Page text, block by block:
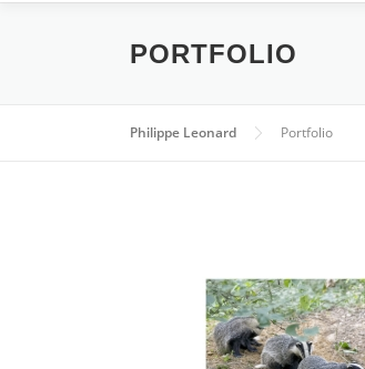
PORTFOLIO
Philippe Leonard Portfolio